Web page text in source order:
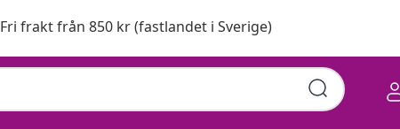
Fri frakt från 850 kr (fastlandet i Sverige)